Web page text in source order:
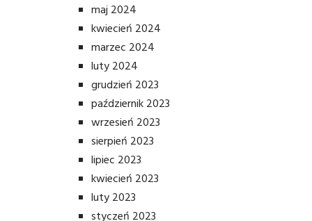
maj 2024
kwiecień 2024
marzec 2024
luty 2024
grudzień 2023
październik 2023
wrzesień 2023
sierpień 2023
lipiec 2023
kwiecień 2023
luty 2023
styczeń 2023